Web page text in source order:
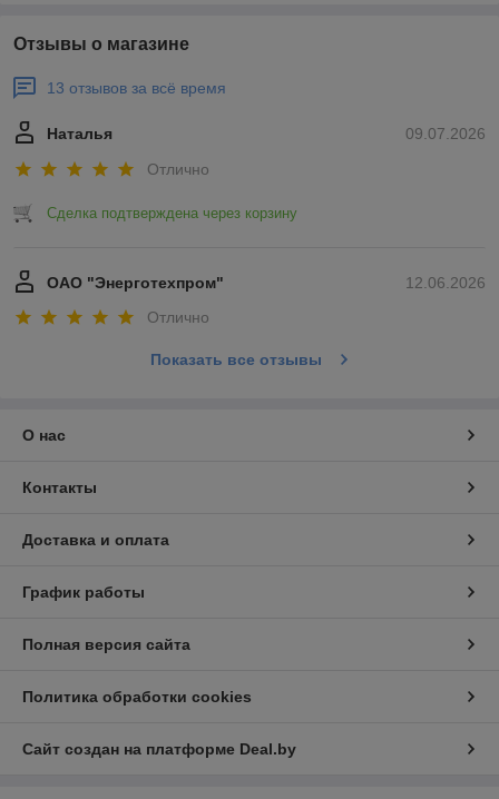
Отзывы о магазине
13 отзывов за всё время
09.07.2026
Наталья
Отлично
Сделка подтверждена через корзину
12.06.2026
ОАО "Энерготехпром"
Отлично
Показать все отзывы
О нас
Контакты
Доставка и оплата
График работы
Полная версия сайта
Политика обработки cookies
Сайт создан на платформе Deal.by